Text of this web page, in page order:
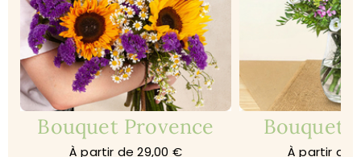
Bouquet Provence
À partir de 29,00 €
Bouquet
À partir de